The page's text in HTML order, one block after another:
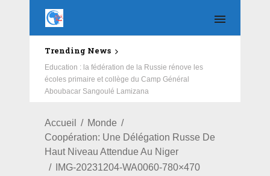
Trending News
Education : la fédération de la Russie rénove les
écoles primaire et collège du Camp Général
Aboubacar Sangoulé Lamizana
Accueil
Monde
Coopération: Une Délégation Russe De
Haut Niveau Attendue Au Niger
IMG-20231204-WA0060-780×470